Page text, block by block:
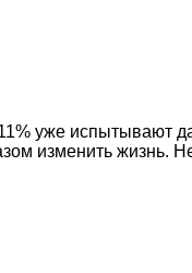
11% уже испытывают
изменить жизнь.